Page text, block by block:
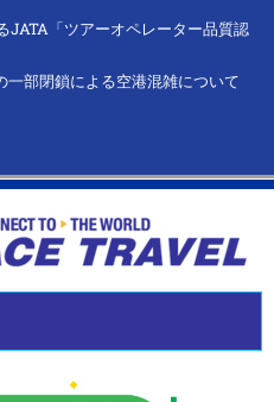
JATA「ツアーオペレーター品質認
一部閉鎖による空港混雑について